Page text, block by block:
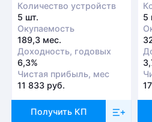
Количество устройств
5 шт.
Окупаемость
189,3 мес.
Доходность, годовых
6,3%
Чистая прибыль, мес
11 833 руб.
Получить КП
5